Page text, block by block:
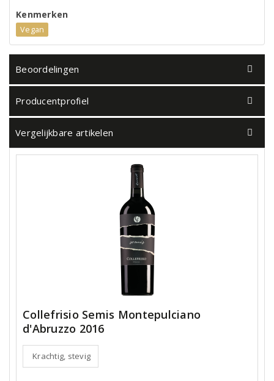
Kenmerken
Vegan
Beoordelingen
Producentprofiel
Vergelijkbare artikelen
Collefrisio Semis Montepulciano
d'Abruzzo 2016
Krachtig, stevig